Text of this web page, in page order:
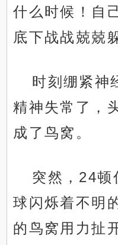
什么时候！自
底下战战兢兢
时刻绷紧神
精神失常了，
成了鸟窝。
突然，24顿
球闪烁着不明
的鸟窝用力扯